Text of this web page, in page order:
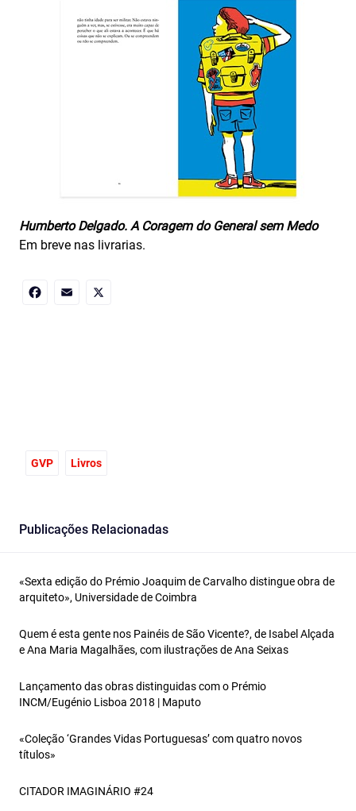
Humberto Delgado. A Coragem do General sem Medo
Em breve nas livrarias.
GVP Livros
Publicações Relacionadas
«Sexta edição do Prémio Joaquim de Carvalho distingue obra de
arquiteto», Universidade de Coimbra
Quem é esta gente nos Painéis de São Vicente?, de Isabel Alçada
e Ana Maria Magalhães, com ilustrações de Ana Seixas
Lançamento das obras distinguidas com o Prémio
INCM/Eugénio Lisboa 2018 | Maputo
«Coleção ‘Grandes Vidas Portuguesas’ com quatro novos
títulos»
CITADOR IMAGINÁRIO #24